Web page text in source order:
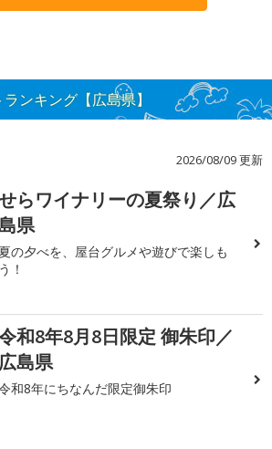
ンキング【広島県】
2026/08/09 更新
らワイナリーの夏祭り／広
県
夏の夕べを、屋台グルメや遊びで楽しも
う！
和8年8月8日限定 御朱印／
広島県
和8年にちなんだ限定御朱印